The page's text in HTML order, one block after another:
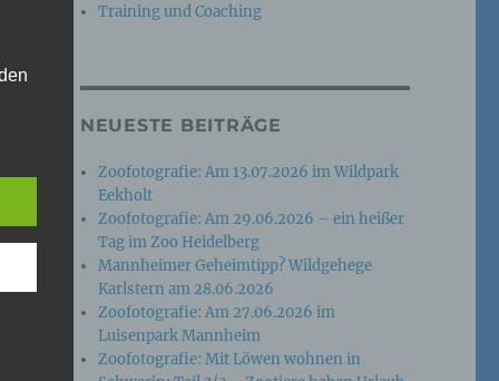
Training und Coaching
NEUESTE BEITRÄGE
Zoofotografie: Am 13.07.2026 im Wildpark
Eekholt
Zoofotografie: Am 29.06.2026 – ein heißer
Tag im Zoo Heidelberg
Mannheimer Geheimtipp? Wildgehege
Karlstern am 28.06.2026
Zoofotografie: Am 27.06.2026 im
Luisenpark Mannheim
Zoofotografie: Mit Löwen wohnen in